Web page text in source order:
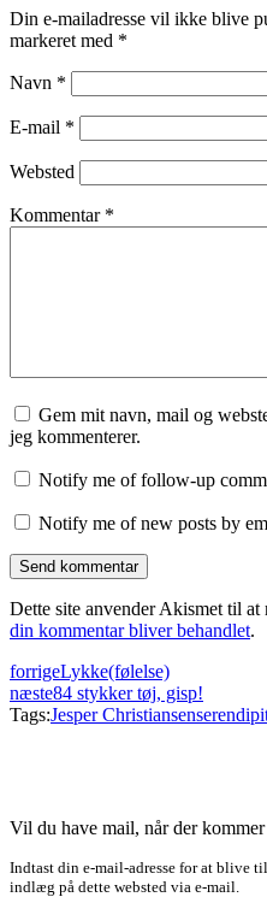
Din e-mailadresse vil ikke blive
markeret med *
Navn *
E-mail *
Websted
Kommentar *
Gem mit navn, mail og
jeg kommenterer.
Notify me of follow-up
Notify me of new posts by
Dette site anvender Akismet til at
din kommentar bliver behandlet.
forrigeLykke(følelse)
næste84 stykker tøj, gisp!
Tags:Jesper Christiansen
Vil du have mail, når der
Indtast din e-mail-adresse for at blive
indlæg på dette websted via e-mail.